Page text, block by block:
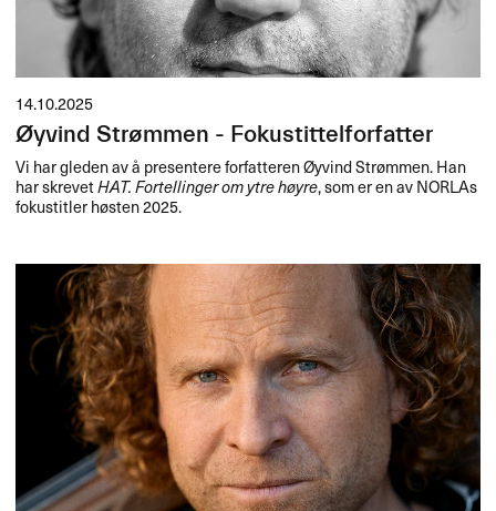
14.10.2025
Øyvind Strømmen - Fokustittelforfatter
Vi har gleden av å presentere forfatteren Øyvind Strømmen. Han
har skrevetHAT. Fortellinger om ytre høyre, som er en av NORLAs
fokustitler høsten 2025.